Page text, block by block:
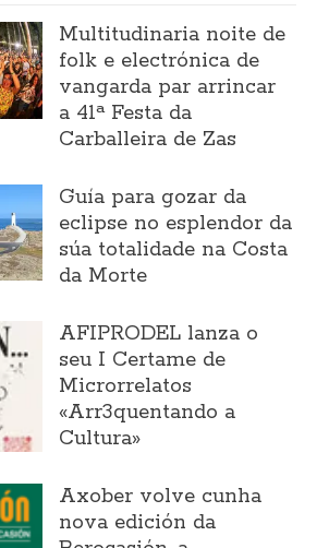
Multitudinaria noite de
folk e electrónica de
vangarda par arrincar
a 41ª Festa da
Carballeira de Zas
Guía para gozar da
eclipse no esplendor da
súa totalidade na Costa
da Morte
AFIPRODEL lanza o
seu I Certame de
Microrrelatos
«Arr3quentando a
Cultura»
Axober volve cunha
nova edición da